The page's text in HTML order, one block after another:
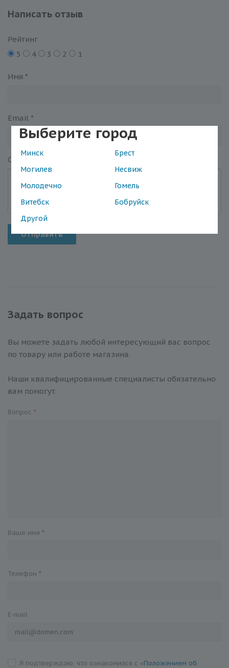
Выберите город
Минск
Брест
Могилев
Несвиж
Молодечно
Гомель
Витебск
Бобруйск
Другой
Написать отзыв
Рейтинг
5
4 3 2 1
Имя *
Email *
Отзыв
Отправить
Задать вопрос
Вы можете задать любой интересующий вас вопрос
по товару или работе магазина.
Наши квалифицированные специалисты обязательно
вам помогут.
Вопрос *
Ваше имя *
Телефон *
E-mail
Я подтверждаю, что ознакомился с «Положением об